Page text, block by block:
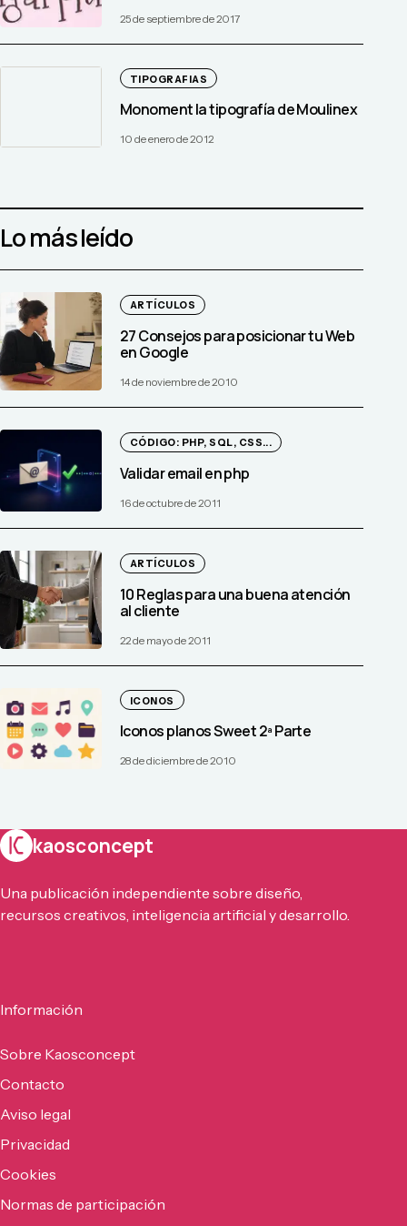
25 de septiembre de 2017
TIPOGRAFIAS
Monoment la tipografía de Moulinex
10 de enero de 2012
Lo más leído
ARTÍCULOS
27 Consejos para posicionar tu Web
en Google
14 de noviembre de 2010
CÓDIGO: PHP, SQL, CSS...
Validar email en php
16 de octubre de 2011
ARTÍCULOS
10 Reglas para una buena atención
al cliente
22 de mayo de 2011
ICONOS
Iconos planos Sweet 2ª Parte
28 de diciembre de 2010
kaosconcept
Una publicación independiente sobre diseño,
recursos creativos, inteligencia artificial y desarrollo.
Información
Sobre Kaosconcept
Contacto
Aviso legal
Privacidad
Cookies
Normas de participación